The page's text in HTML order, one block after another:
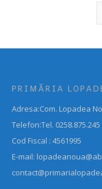
PRIMĂRIA
Adresa:Com. Lopadea
Telefon:Tel. 0258.875.245
Cod Fiscal : 4561995
E-mail: